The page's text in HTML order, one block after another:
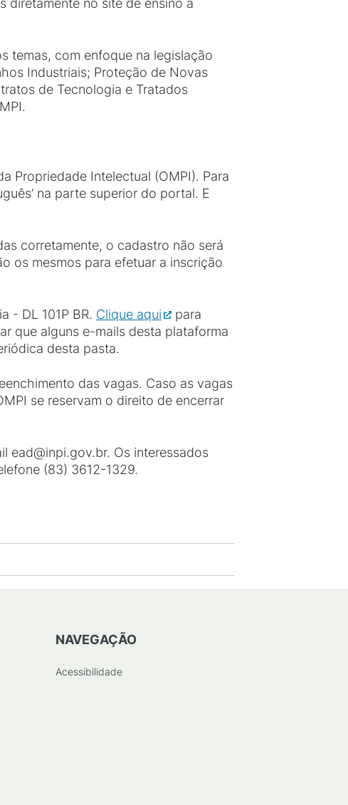
diretamente no site de ensino à
temas, com enfoque na legislação
Industriais; Proteção de Novas
de Tecnologia e Tratados
Propriedade Intelectual (OMPI). Para
na parte superior do portal. E
corretamente, o cadastro não será
os mesmos para efetuar a inscrição
- DL 101P BR. Clique aqui
para
que alguns e-mails desta plataforma
desta pasta.
das vagas. Caso as vagas
se reservam o direito de encerrar
ead@inpi.gov.br. Os interessados
(83) 3612-1329.
NAVEGAÇÃO
Acessibilidade